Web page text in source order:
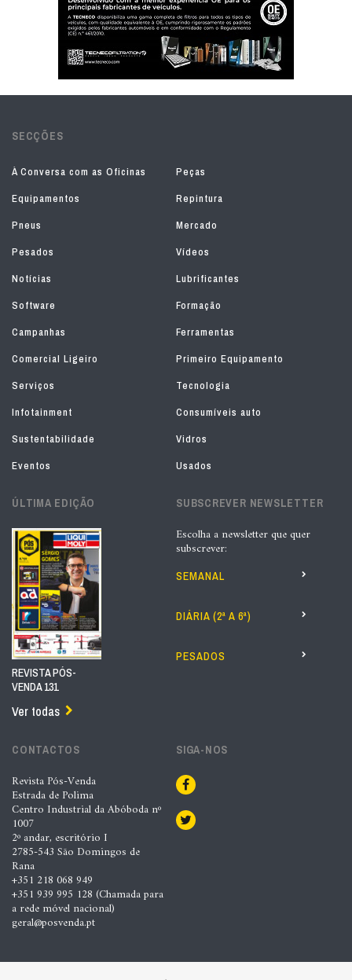
SECÇÕES
À Conversa com as Oficinas
Peças
Equipamentos
Repintura
Pneus
Mercado
Pesados
Vídeos
Notícias
Lubrificantes
Software
Formação
Campanhas
Ferramentas
Comercial Ligeiro
Primeiro Equipamento
Serviços
Tecnologia
Infotainment
Consumíveis auto
Sustentabilidade
Vidros
Eventos
Usados
ÚLTIMA EDIÇÃO
REVISTA PÓS-
VENDA 131
Ver todas
SUBSCREVER NEWSLETTER
Escolha a newsletter que quer
subscrever:
SEMANAL
DIÁRIA (2ª A 6ª)
PESADOS
CONTACTOS
Revista Pós-Venda
Estrada de Polima
Centro Industrial da Abóboda nº
1007
2º andar, escritório I
2785-543 São Domingos de
Rana
+351 218 068 949
+351 939 995 128 (Chamada para
a rede móvel nacional)
geral@posvenda.pt
SIGA-NOS